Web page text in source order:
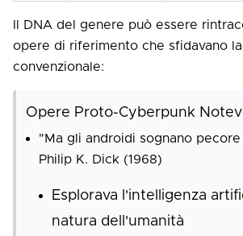
Il DNA del genere può essere
opere di riferimento che sfidavano
convenzionale:
Opere Proto-Cyberpunk
"Ma gli androidi sognano
Philip K. Dick (1968)
Esplorava l'intelligenza
natura dell'umanità